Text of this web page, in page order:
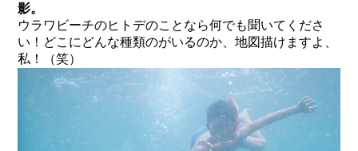
影。
ウラワビーチのヒトデのことなら何でも聞いてくださ
い！どこにどんな種類のがいるのか、地図描けますよ、
私！（笑）